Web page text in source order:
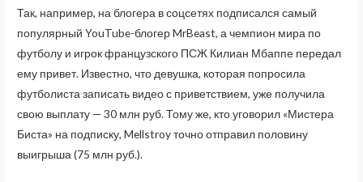
Так, например, на блогера в соцсетях подписался самый
популярный YouTube-блогер MrBeast, а чемпион мира по
футболу и игрок французского ПСЖ Килиан Мбаппе передал
ему привет. Известно, что девушка, которая попросила
футболиста записать видео с приветствием, уже получила
свою выплату — 30 млн руб. Тому же, кто уговорил «Мистера
Биста» на подписку, Mellstroy точно отправил половину
выигрыша (75 млн руб.).